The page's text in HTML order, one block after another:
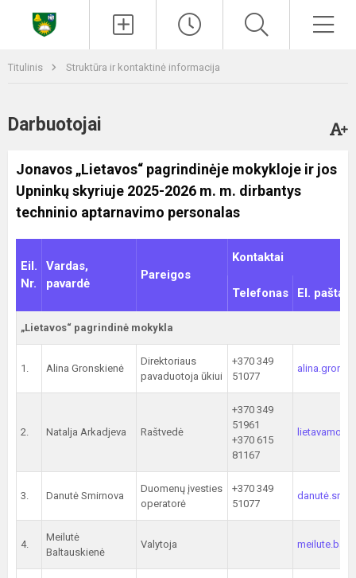
Titulinis Struktūra ir kontaktinė informacija
Darbuotojai
Jonavos „Lietavos“ pagrindinėje mokykloje ir jos
Upninkų skyriuje 2025-2026 m. m. dirbantys
techninio aptarnavimo personalas
Eil.
Nr.
Vardas,
pavardė
Pareigos
Kontaktai
Telefonas El. paštas
„Lietavos“ pagrindinė mokykla
1. Alina Gronskienė
Direktoriaus
pavaduotoja ūkiui
+370 349
51077
2. Natalja Arkadjeva Raštvedė
+370 349
51961
+370 615
81167
3. Danutė Smirnova
Duomenų įvesties
operatorė
+370 349
51077
4.
Meilutė
Baltauskienė
Valytoja